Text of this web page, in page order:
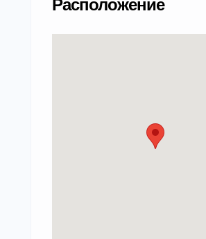
Расположение